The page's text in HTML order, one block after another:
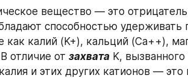
вещество — это
способностью
как калий (K+), кальций (Ca++),
отличие от захвата
калия и этих других катионов —